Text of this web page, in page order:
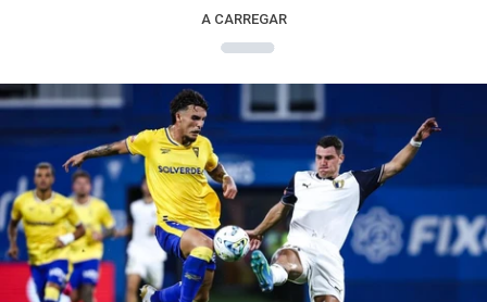
A CARREGAR